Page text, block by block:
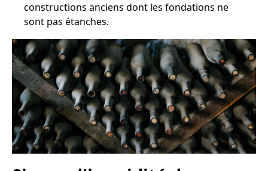
constructions anciens dont les fondations ne
sont pas étanches.